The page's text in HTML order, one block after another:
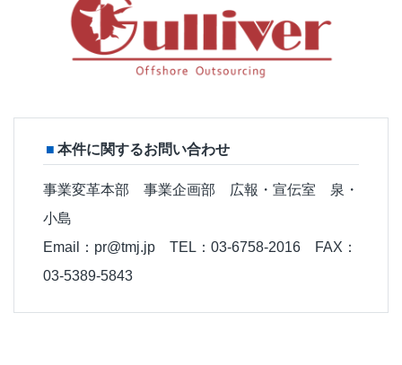
本件に関するお問い合わせ
事業変革本部 事業企画部 広報・宣伝室 泉・
小島
Email：pr@tmj.jp TEL：03-6758-2016 FAX：
03-5389-5843